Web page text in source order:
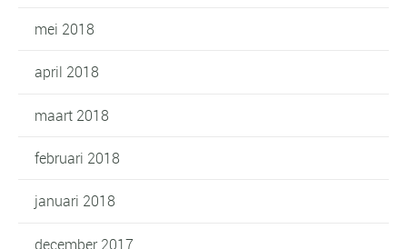
mei 2018
april 2018
maart 2018
februari 2018
januari 2018
december 2017